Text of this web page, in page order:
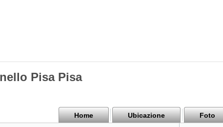
Pisa Pisa
Home Ubicazione Foto